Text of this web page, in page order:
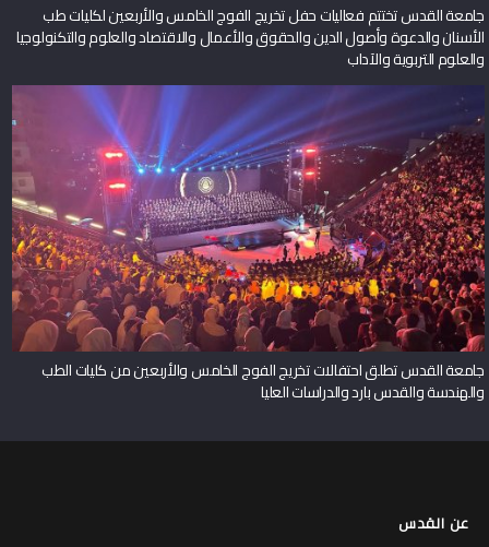
جامعة القدس تختتم فعاليات حفل تخريج الفوج الخامس والأربعين لكليات طب
الأسنان والدعوة وأصول الدين والحقوق والأعمال والاقتصاد والعلوم والتكنولوجيا
والعلوم التربوية والآداب
جامعة القدس تطلق احتفالات تخريج الفوج الخامس والأربعين من كليات الطب
والهندسة والقدس بارد والدراسات العليا
عن القدس